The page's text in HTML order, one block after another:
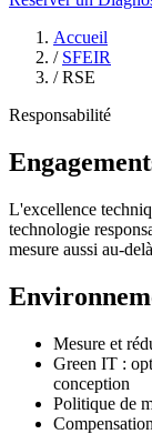
Accueil
/ SFEIR
/ RSE
Responsabilité
L'excellence
technologie
mesure aussi au-
Mesure et
Green IT :
conception
Politique de